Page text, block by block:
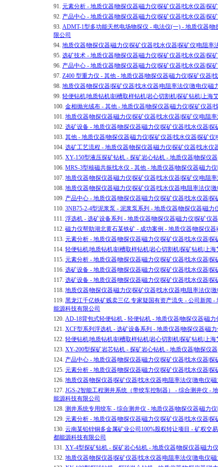
91. 元素分析 - 地质仪器|物探仪器|磁力仪|探矿仪器|找水仪器|探
92. 产品中心 - 地质仪器|物探仪器|磁力仪|探矿仪器|找水仪器|探
93. ADMT-1型多功能天然电场物探仪 - 电法仪(一) - 地质仪器|
限公司
94. 地质仪器|物探仪器|磁力仪|探矿仪器|找水仪器|探矿仪|电阻
95. 选矿技术 - 地质仪器|物探仪器|磁力仪|探矿仪器|找水仪器|探
96. 产品中心 - 地质仪器|物探仪器|磁力仪|探矿仪器|找水仪器|探
97. Z400 型重力仪 - 其他 - 地质仪器|物探仪器|磁力仪|探矿仪器|
98. 地质仪器|物探仪器|探矿仪器|找水仪器|电阻率法仪|激电仪|磁
99. 轻便钻机|地质钻机|刻槽取样钻机|岩心切割机|探矿钻机|上海
100. 金相抛光绒布 - 其他 - 地质仪器|物探仪器|磁力仪|探矿仪器
101. 地质仪器|物探仪器|磁力仪|探矿仪器|找水仪器|探矿仪|电阻
102. 选矿设备 - 地质仪器|物探仪器|磁力仪|探矿仪器|找水仪器|
103. 其他 - 地质仪器|物探仪器|磁力仪|探矿仪器|找水仪器|探矿
104. 选矿工艺流程 - 地质仪器|物探仪器|磁力仪|探矿仪器|找水
105. XY-150型液压探矿钻机 - 探矿岩心钻机 - 地质仪器|物探仪
106. MRS-3型核磁共振找水仪 - 其他 - 地质仪器|物探仪器|磁力
107. 地质仪器|物探仪器|磁力仪|探矿仪器|找水仪器|探矿仪|电阻
108. 地质仪器|物探仪器|磁力仪|探矿仪器|找水仪器|电阻率法仪|
109. 产品中心 - 地质仪器|物探仪器|磁力仪|探矿仪器|找水仪器|
110. 3NB75-2-4型泥浆泵 - 泥浆泵系列 - 地质仪器|物探仪器|磁
111. 浮选机 - 选矿设备系列 - 地质仪器|物探仪器|磁力仪|探矿仪
112. 磁力仪帮助湖北黄石某铁矿 - 成功案例 - 地质仪器|物探仪
113. 元素分析 - 地质仪器|物探仪器|磁力仪|探矿仪器|找水仪器|
114. 轻便钻机|地质钻机|刻槽取样钻机|岩心切割机|探矿钻机|上
115. 元素分析 - 地质仪器|物探仪器|磁力仪|探矿仪器|找水仪器|
116. 选矿设备 - 地质仪器|物探仪器|磁力仪|探矿仪器|找水仪器|
117. 选矿设备 - 地质仪器|物探仪器|磁力仪|探矿仪器|找水仪器|
118. 地质仪器|物探仪器|磁力仪|探矿仪器|找水仪器|电阻率法仪|
119. 黑龙江千亿铁矿贱卖三亿 专家疑国有资产流失 - 公司新闻
能源科技有限公司
120. AD-18背包式轻便钻机 - 轻便钻机 - 地质仪器|物探仪器|磁
121. XCF型系列浮选机 - 选矿设备系列 - 地质仪器|物探仪器|磁
122. 轻便钻机|地质钻机|刻槽取样钻机|岩心切割机|探矿钻机|上
123. XY-200型探矿岩芯钻机 - 探矿岩心钻机 - 地质仪器|物探仪
124. 产品中心 - 地质仪器|物探仪器|磁力仪|探矿仪器|找水仪器|
125. 元素分析 - 地质仪器|物探仪器|磁力仪|探矿仪器|找水仪器|
126. 地质仪器|物探仪器|探矿仪器|找水仪器|电阻率法仪|激电仪|
127. JGS-2智能工程测井系统（带绞车控制器） - 综合测井仪 -
能源科技有限公司
128. 测井系统专用绞车 - 综合测井仪 - 地质仪器|物探仪器|磁力
129. 元素分析 - 地质仪器|物探仪器|磁力仪|探矿仪器|找水仪器|
130. 云南某铅锌铜多金属矿业公司100%股权转让项目 - 矿权交
都能源科技有限公司
131. XY-4型探矿钻机 - 探矿岩心钻机 - 地质仪器|物探仪器|磁力
132. 地质仪器|物探仪器|探矿仪器|找水仪器|电阻率法仪|激电仪|